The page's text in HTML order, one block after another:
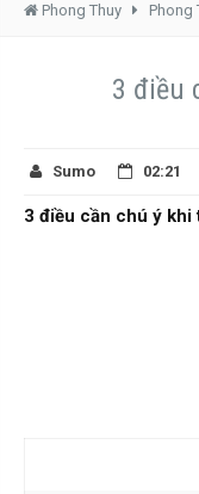
Phong Thuy Phong
3 điều
Sumo 02:21
3 điều cần chú ý khi